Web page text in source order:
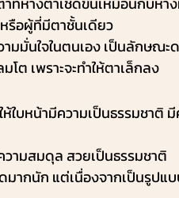
รือผู้ที่มีตาชั้นเดียว
มมั่นใจในตนเอง เป็นลักษณะ
ต เพราะจะทำให้ตาเล็กลง
ใบหน้ามีความเป็นธรรมชา
วามสมดุล สวยเป็นธรรมชาติ
มากนัก แต่เนื่องจากเป็นรูป